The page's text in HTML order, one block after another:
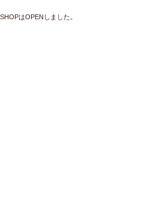
はOPENしました。